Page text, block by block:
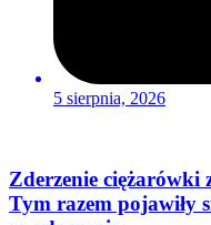
5 sierpnia, 2026
Zderzenie ciężarówki
Tym razem pojawiły